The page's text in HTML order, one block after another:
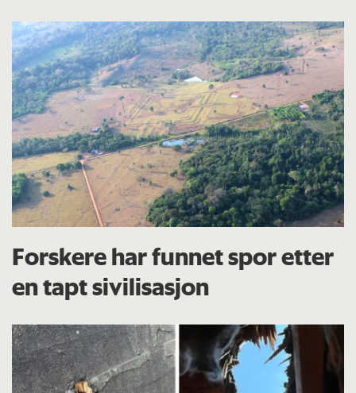
Forskere har funnet spor etter
en tapt sivilisasjon